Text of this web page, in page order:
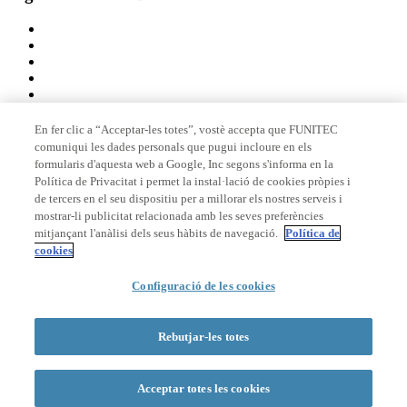
Membre de
Acreditacions
© 2026 La Salle Campus Barcelona - URL |Avís legal
Formulari de cerca
En fer clic a “Acceptar-les totes”, vostè accepta que FUNITEC
comuniqui les dades personals que pugui incloure en els
formularis d'aquesta web a Google, Inc segons s'informa en la
Política de Privacitat i permet la instal·lació de cookies pròpies i
de tercers en el seu dispositiu per a millorar els nostres serveis i
mostrar-li publicitat relacionada amb les seves preferències
mitjançant l'anàlisi dels seus hàbits de navegació. Política de
cookies
Configuració de les cookies
Rebutjar-les totes
Acceptar totes les cookies